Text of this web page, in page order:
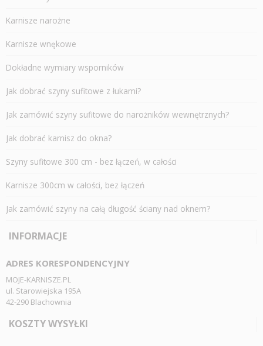
Karnisze narożne
Karnisze wnękowe
Dokładne wymiary wsporników
Jak dobrać szyny sufitowe z łukami?
Jak zamówić szyny sufitowe do narożników wewnętrznych?
Jak dobrać karnisz do okna?
Szyny sufitowe 300 cm - bez łączeń, w całości
Karnisze 300cm w całości, bez łączeń
Jak zamówić szyny na całą długość ściany nad oknem?
INFORMACJE
ADRES KORESPONDENCYJNY
MOJE-KARNISZE.PL
ul. Starowiejska 195A
42-290 Blachownia
KOSZTY WYSYŁKI